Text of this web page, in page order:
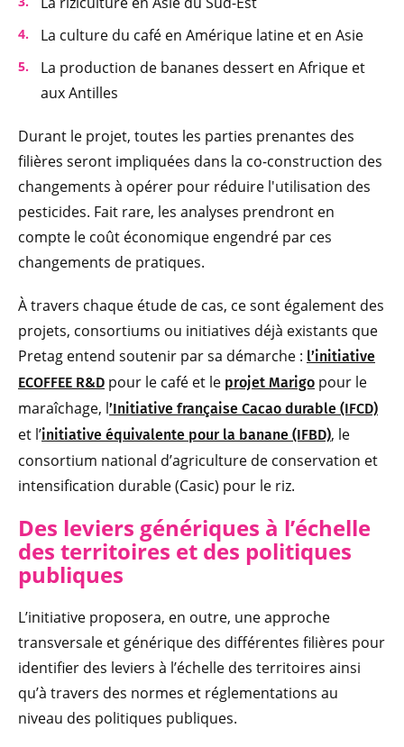
La culture du café en Amérique latine et en Asie
La production de bananes dessert en Afrique et
aux Antilles
Durant le projet, toutes les parties prenantes des
filières seront impliquées dans la co-construction des
changements à opérer pour réduire l'utilisation des
pesticides. Fait rare, les analyses prendront en
compte le coût économique engendré par ces
changements de pratiques.
À travers chaque étude de cas, ce sont également des
projets, consortiums ou initiatives déjà existants que
Pretag entend soutenir par sa démarche : l’initiative
ECOFFEE R&D pour le café et le projet Marigo pour le
maraîchage, l’Initiative française Cacao durable (IFCD)
et l’initiative équivalente pour la banane (IFBD), le
consortium national d’agriculture de conservation et
intensification durable (Casic) pour le riz.
Des leviers génériques à l’échelle
des territoires et des politiques
publiques
L’initiative proposera, en outre, une approche
transversale et générique des différentes filières pour
identifier des leviers à l’échelle des territoires ainsi
qu’à travers des normes et réglementations au
niveau des politiques publiques.